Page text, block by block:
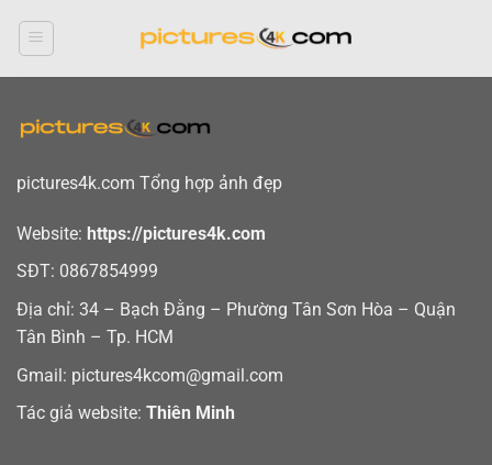
pictures4k.com Tổng hợp ảnh đẹp
Website: https://pictures4k.com
SĐT: 0867854999
Địa chỉ: 34 – Bạch Đằng – Phường Tân Sơn Hòa – Quận
Tân Bình – Tp. HCM
Gmail: pictures4kcom@gmail.com
Tác giả website: Thiên Minh